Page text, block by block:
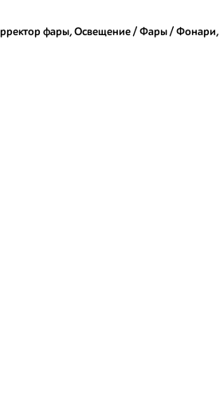
фары, Освещение / Фары / Фонари,